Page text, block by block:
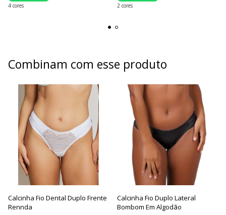
4 cores 2 cores
Combinam com esse produto
Calcinha Fio Dental Duplo Frente
Rennda
Calcinha Fio Duplo Lateral
Bombom Em Algodão